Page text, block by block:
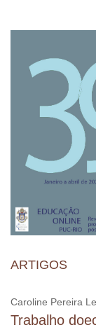
ARTIGOS
Caroline Pereira
Trabalho